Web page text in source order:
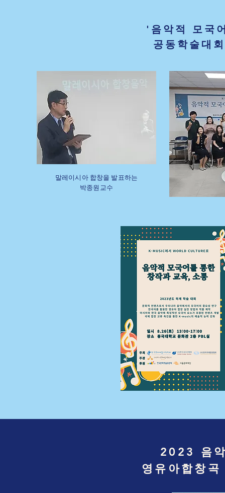
'​음악적 모국
공동학술대
​말레이시아 합창을 발표하는
박종원교수
2023 음
영유아합창